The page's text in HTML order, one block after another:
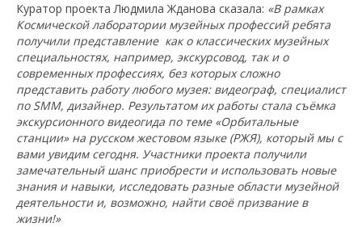
Куратор проекта Людмила Жданова сказала: «В рамках
Космической лаборатории музейных профессий ребята
получили представление как о классических музейных
специальностях, например, экскурсовод, так и о
современных профессиях, без которых сложно
представить работу любого музея: видеограф, специалист
по SMM, дизайнер. Результатом их работы стала съёмка
экскурсионного видеогида по теме «Орбитальные
станции» на русском жестовом языке (РЖЯ), который мы с
вами увидим сегодня. Участники проекта получили
замечательный шанс приобрести и использовать новые
знания и навыки, исследовать разные области музейной
деятельности и, возможно, найти своё призвание в
жизни!»